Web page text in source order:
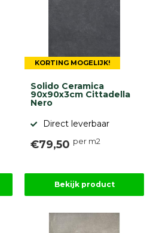
KORTING MOGELIJK!
Solido Ceramica
90x90x3cm Cittadella
Nero
Direct leverbaar
€79,50 per m2
Bekijk product